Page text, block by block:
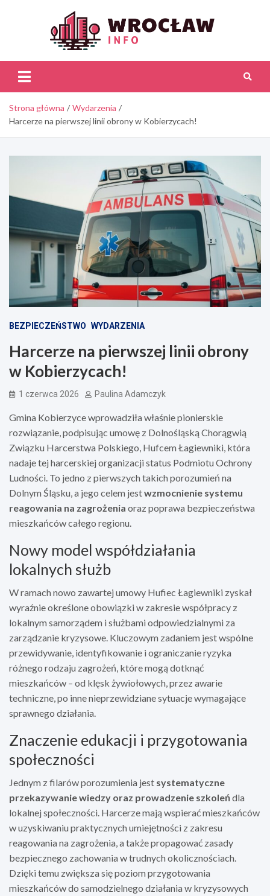
Strona główna
Wydarzenia
Harcerze na pierwszej linii obrony w Kobierzycach!
BEZPIECZEŃSTWO WYDARZENIA
Harcerze na pierwszej linii obrony
w Kobierzycach!
1 czerwca 2026 Paulina Adamczyk
Gmina Kobierzyce wprowadziła właśnie pionierskie
rozwiązanie, podpisując umowę z Dolnośląską Chorągwią
Związku Harcerstwa Polskiego, Hufcem Łagiewniki, która
nadaje tej harcerskiej organizacji status Podmiotu Ochrony
Ludności. To jedno z pierwszych takich porozumień na
Dolnym Śląsku, a jego celem jestwzmocnienie systemu
reagowania na zagrożenia oraz poprawa bezpieczeństwa
mieszkańców całego regionu.
Nowy model współdziałania
lokalnych służb
W ramach nowo zawartej umowy Hufiec Łagiewniki zyskał
wyraźnie określone obowiązki w zakresie współpracy z
lokalnym samorządem i służbami odpowiedzialnymi za
zarządzanie kryzysowe. Kluczowym zadaniem jest wspólne
przewidywanie, identyfikowanie i ograniczanie ryzyka
różnego rodzaju zagrożeń, które mogą dotknąć
mieszkańców – od klęsk żywiołowych, przez awarie
techniczne, po inne nieprzewidziane sytuacje wymagające
sprawnego działania.
Znaczenie edukacji i przygotowania
społeczności
Jednym z filarów porozumienia jest systematyczne
przekazywanie wiedzy oraz prowadzenie szkoleńdla
lokalnej społeczności. Harcerze mają wspierać mieszkańców
w uzyskiwaniu praktycznych umiejętności z zakresu
reagowania na zagrożenia, a także propagować zasady
bezpiecznego zachowania w trudnych okolicznościach.
Dzięki temu zwiększa się poziom przygotowania
mieszkańców do samodzielnego działania w kryzysowych